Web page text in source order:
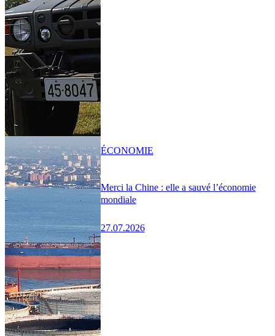
Merci la Chine : elle a sauvé l’économie
mondiale
27.07.2026
ÉCONOMIE